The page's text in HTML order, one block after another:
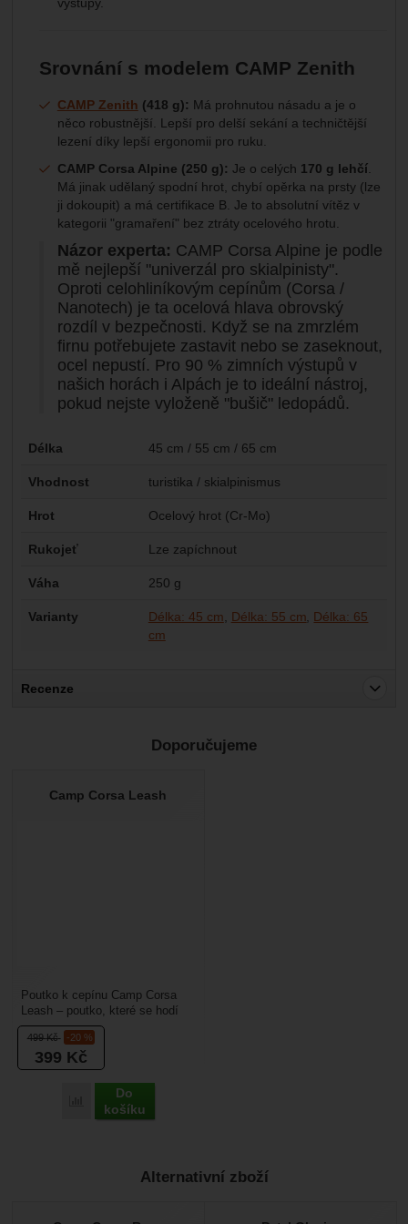
Srovnání s modelem CAMP Zenith
CAMP Zenith (418 g): Má prohnutou násadu a je o
něco robustnější. Lepší pro delší sekání a techničtější
lezení díky lepší ergonomii pro ruku.
CAMP Corsa Alpine (250 g): Je o celých 170 g lehčí.
Má jinak udělaný spodní hrot, chybí opěrka na prsty (lze
ji dokoupit) a má certifikace B. Je to absolutní vítěz v
kategorii "gramaření" bez ztráty ocelového hrotu.
Názor experta: CAMP Corsa Alpine je podle
mě nejlepší "univerzál pro skialpinisty".
Oproti celohliníkovým cepínům (Corsa /
Nanotech) je ta ocelová hlava obrovský
rozdíl v bezpečnosti. Když se na zmrzlém
firnu potřebujete zastavit nebo se zaseknout,
ocel nepustí. Pro 90 % zimních výstupů v
našich horách i Alpách je to ideální nástroj,
pokud nejste vyloženě "bušič" ledopádů.
Parametry
Délka 45 cm / 55 cm / 65 cm
Vhodnost turistika / skialpinismus
Hrot Ocelový hrot (Cr-Mo)
Rukojeť Lze zapíchnout
Váha 250 g
Varianty Délka: 45 cm Délka: 55 cm Délka: 65
cm
Recenze
Nebyla přidána žádná recenze.
Doporučujeme
Camp Corsa Leash
499Kč -20 %
399 Kč
Porovnat
Do
košíku
Poutko k cepínu Camp Corsa
Leash – poutko, které se hodí
k turistickým cepínům. Je
kompaktní, lehké a...
Alternativní zboží